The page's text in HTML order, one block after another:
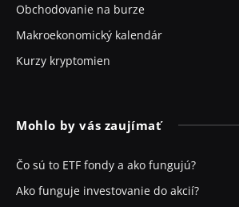
Obchodovanie na burze
Makroekonomický kalendár
Kurzy kryptomien
Mohlo by vás zaujímať
Čo sú to ETF fondy a ako fungujú?
Ako funguje investovanie do akcií?